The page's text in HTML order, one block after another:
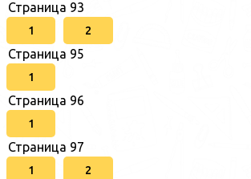
Страница 93
1 2
Страница 95
1
Страница 96
1
Страница 97
1 2